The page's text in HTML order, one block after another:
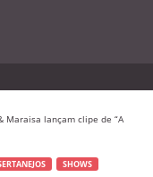
Maraisa lançam clipe de “A
SHOWS